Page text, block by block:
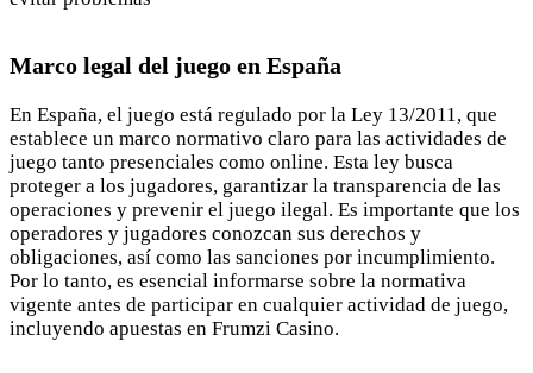
Marco legal del juego en España
En España, el juego está regulado por la Ley 13/2011, que
establece un marco normativo claro para las actividades de
juego tanto presenciales como online. Esta ley busca
proteger a los jugadores, garantizar la transparencia de las
operaciones y prevenir el juego ilegal. Es importante que los
operadores y jugadores conozcan sus derechos y
obligaciones, así como las sanciones por incumplimiento.
Por lo tanto, es esencial informarse sobre la normativa
vigente antes de participar en cualquier actividad de juego,
incluyendo apuestas en Frumzi Casino.